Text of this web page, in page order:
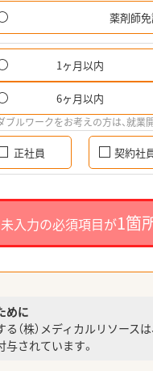
薬剤師免
1ヶ月以内
6ヶ月以内
ブルワークをお考えの方は、就業
正社員 契約社
未入力の必須項目が1箇
めに
（株）メディカルリソース
されています。